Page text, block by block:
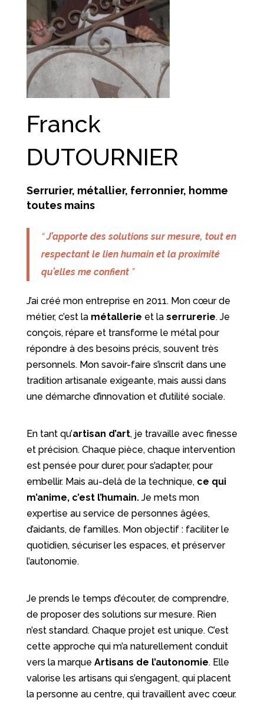
Franck
DUTOURNIER
Serrurier, métallier, ferronnier, homme
toutes mains
“J’apporte des solutions sur mesure, tout en
respectant le lien humain et la proximité
qu’elles me confient ”
J’ai créé mon entreprise en 2011. Mon cœur de
métier, c’est la métallerie et la serrurerie. Je
conçois, répare et transforme le métal pour
répondre à des besoins précis, souvent très
personnels. Mon savoir-faire s’inscrit dans une
tradition artisanale exigeante, mais aussi dans
une démarche d’innovation et d’utilité sociale.
En tant qu’artisan d’art, je travaille avec finesse
et précision. Chaque pièce, chaque intervention
est pensée pour durer, pour s’adapter, pour
embellir. Mais au-delà de la technique, ce qui
m’anime, c’est l’humain.Je mets mon
expertise au service de personnes âgées,
d’aidants, de familles. Mon objectif : faciliter le
quotidien, sécuriser les espaces, et préserver
l’autonomie.
Je prends le temps d’écouter, de comprendre,
de proposer des solutions sur mesure. Rien
n’est standard. Chaque projet est unique. C’est
cette approche qui m’a naturellement conduit
vers la marque Artisans de l’autonomie. Elle
valorise les artisans qui s’engagent, qui placent
la personne au centre, qui travaillent avec cœur.